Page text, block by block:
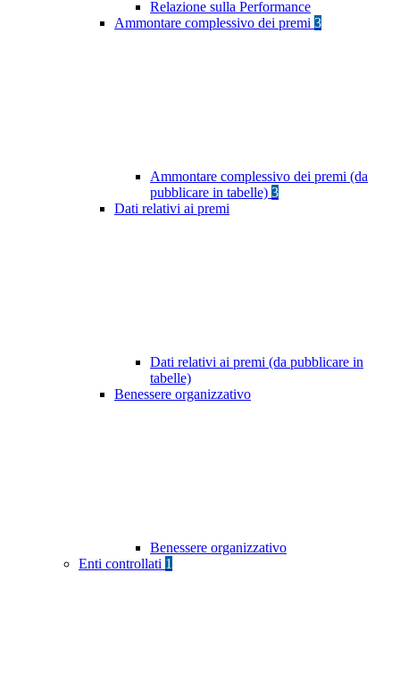
Relazione sulla Performance
Ammontare complessivo dei premi 3
Ammontare complessivo dei premi (da
pubblicare in tabelle) 3
Dati relativi ai premi
Dati relativi ai premi (da pubblicare in
tabelle)
Benessere organizzativo
Benessere organizzativo
Enti controllati 1